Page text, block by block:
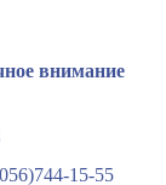
внимание
15-55